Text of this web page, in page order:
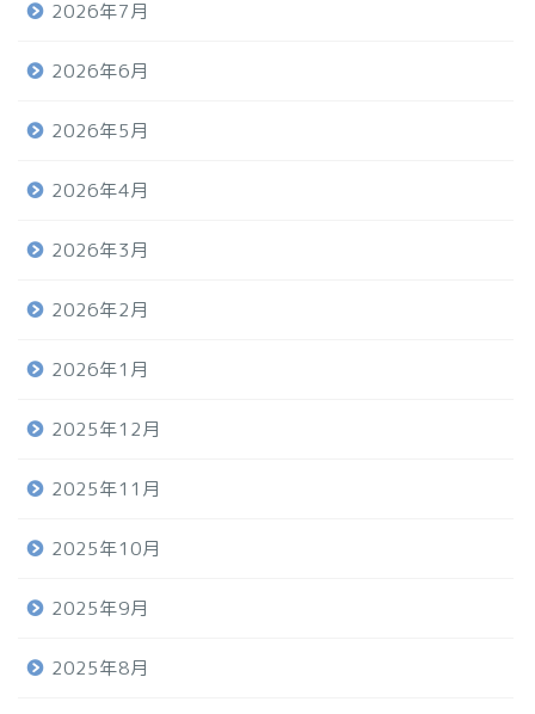
2026年7月
2026年6月
2026年5月
2026年4月
2026年3月
2026年2月
2026年1月
2025年12月
2025年11月
2025年10月
2025年9月
2025年8月